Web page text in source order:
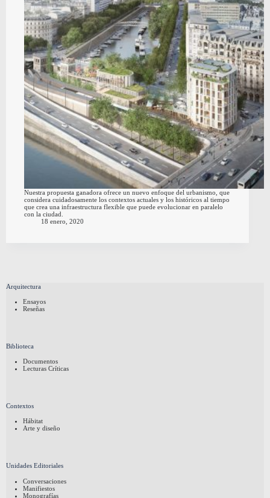
Nuestra propuesta ganadora ofrece un nuevo enfoque del urbanismo, que
considera cuidadosamente los contextos actuales y los históricos al tiempo
que crea una infraestructura flexible que puede evolucionar en paralelo
con la ciudad.
18 enero, 2020
Arquitectura
Ensayos
Reseñas
Biblioteca
Documentos
Lecturas Críticas
Contextos
Hábitat
Arte y diseño
Unidades Editoriales
Conversaciones
Manifiestos
Monografías